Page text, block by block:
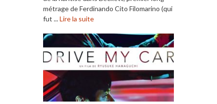
métrage de Ferdinando Cito Filomarino (qui
fut ...Lire la suite